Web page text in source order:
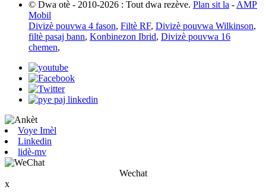
© Dwa otè - 2010-2026 : Tout dwa rezève. Plan sit la - AMP
Mobil
Divizè pouvwa 4 fason, Filtè RF, Divizè pouvwa Wilkinson,
filtè pasaj bann, Konbinezon Ibrid, Divizè pouvwa 16
chemen,
Voye Imèl
Linkedin
lidè-mv
Wechat
x